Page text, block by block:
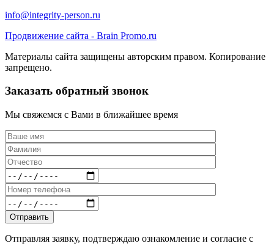
info@integrity-person.ru
Продвижение сайта - Brain Promo.ru
Материалы сайта защищены авторским правом. Копирование
запрещено.
Заказать обратный звонок
Мы свяжемся с Вами в ближайшее время
Отправляя заявку, подтверждаю ознакомление и согласие с